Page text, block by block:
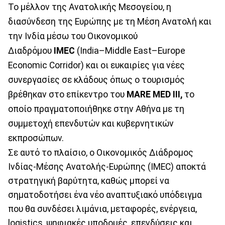
Το μέλλον της Ανατολικής Μεσογείου, η
διασύνδεση της Ευρώπης με τη Μέση Ανατολή και
την Ινδία μέσω του Οικονομικού
Διαδρόμου IMEC (India–Middle East–Europe
Economic Corridor) και οι ευκαιρίες για νέες
συνεργασίες σε κλάδους όπως ο τουρισμός
βρέθηκαν στο επίκεντρο του MARE MED III, το
οποίο πραγματοποιήθηκε στην Αθήνα με τη
συμμετοχή επενδυτών και κυβερνητικών
εκπροσώπων.
Σε αυτό το πλαίσιο, ο Οικονομικός Διάδρομος
Ινδίας-Μέσης Ανατολής-Ευρώπης (IMEC) αποκτά
στρατηγική βαρύτητα, καθώς μπορεί να
σηματοδοτήσει ένα νέο αναπτυξιακό υπόδειγμα
που θα συνδέσει λιμάνια, μεταφορές, ενέργεια,
logistics, ψηφιακές υποδομές, επενδύσεις και